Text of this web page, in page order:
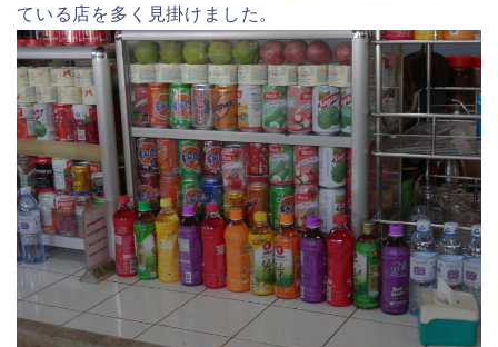
ている店を多く見掛けました。